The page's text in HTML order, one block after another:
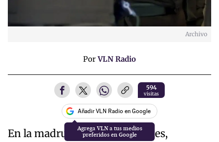
Archivo
PorVLN Radio
594
visitas
Añadir VLN Radio en Google
En la madrugada de este viernes,